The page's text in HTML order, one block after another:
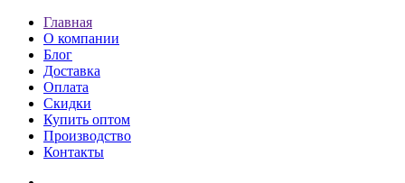
Главная
О компании
Блог
Доставка
Оплата
Скидки
Купить оптом
Производство
Контакты